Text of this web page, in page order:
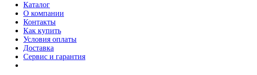
Каталог
О компании
Контакты
Как купить
Условия оплаты
Доставка
Сервис и гарантия